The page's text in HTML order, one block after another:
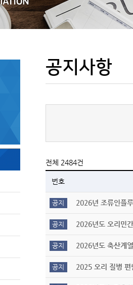
공지사항
전체 2484건
번호
공지 2026년 조류인플
공지 2026년도 오리민
공지 2026년도 축산계
공지 2025 오리 질병 편